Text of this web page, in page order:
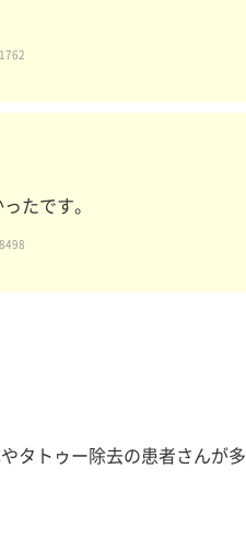
たです。
タトゥー除去の患者さんが多